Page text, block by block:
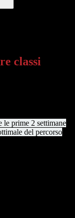
classi
le prime 2 settimane
del percorso